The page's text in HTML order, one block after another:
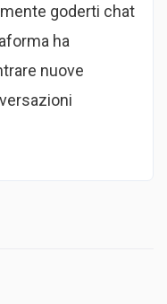
goderti chat
ha
nuove